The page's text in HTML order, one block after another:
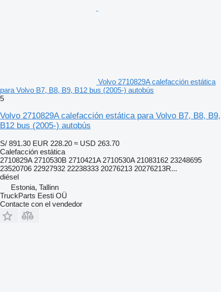
Volvo 2710829A calefacción estática
para Volvo B7, B8, B9, B12 bus (2005-) autobús
5
Volvo 2710829A calefacción estática para Volvo B7, B8, B9,
B12 bus (2005-) autobús
S/ 891.30 EUR 228.20 ≈ USD 263.70
Calefacción estática
2710829A 2710530B 2710421A 2710530A 21083162 23248695
23520706 22927932 22238333 20276213 20276213R...
diésel
Estonia, Tallinn
TruckParts Eesti OÜ
Contacte con el vendedor